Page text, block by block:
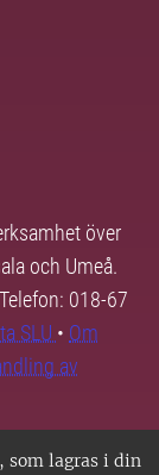
som lagras i din
över
och Umeå.
018-67
SLU • Om
av